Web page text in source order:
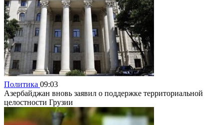
Политика 09:03
Азербайджан вновь заявил о поддержке территориальной
целостности Грузии